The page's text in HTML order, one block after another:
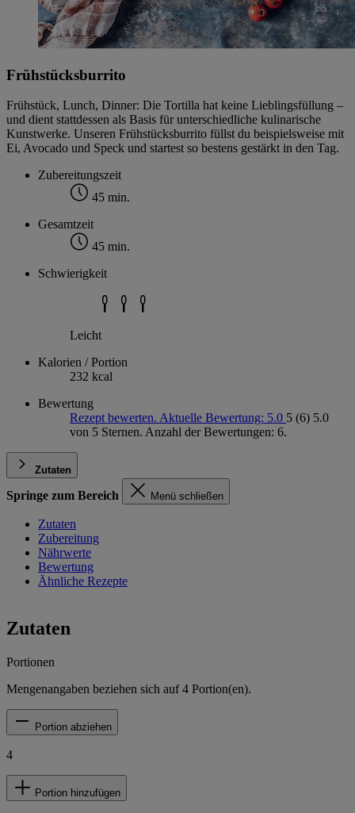
Frühstücksburrito
Frühstück, Lunch, Dinner: Die Tortilla hat keine Lieblingsfüllung –
und dient stattdessen als Basis für unterschiedliche kulinarische
Kunstwerke. Unseren Frühstücksburrito füllst du beispielsweise mit
Ei, Avocado und Speck und startest so bestens gestärkt in den Tag.
Zubereitungszeit
45 min.
Gesamtzeit
45 min.
Schwierigkeit
Leicht
Kalorien / Portion
232 kcal
Bewertung
Rezept bewerten. Aktuelle Bewertung: 5.0 5 (6) 5.0
von 5 Sternen. Anzahl der Bewertungen: 6.
Zutaten
Springe zum Bereich Menü schließen
Zutaten
Zubereitung
Nährwerte
Bewertung
Ähnliche Rezepte
Zutaten
Portionen
Mengenangaben beziehen sich auf4 Portion(en).
Portion abziehen
4
Portion hinzufügen